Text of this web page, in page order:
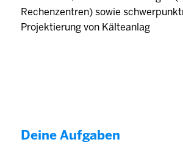
Rechenzentren) sowie
Projektierung von Kälteanlag
Deine Aufgaben